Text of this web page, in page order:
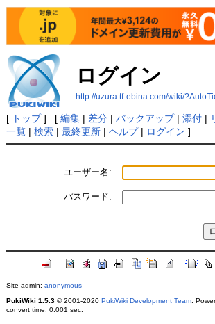
ログイン
http://uzura.tf-ebina.com/wiki/
[ トップ] [ 編集| 差分| バックアップ| 添付|
一覧| 検索| 最終更新| ヘルプ| ログイン ]
ユーザー名:
パスワード:
Site admin: anonymous
PukiWiki 1.5.3© 2001-2020 PukiWiki Development Team.
convert time: 0.001 sec.